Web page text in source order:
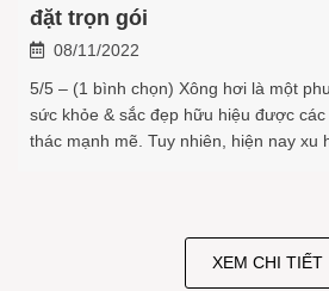
đặt trọn gói
08/11/2022
5/5 – (1 bình chọn) Xông hơi là một
sức khỏe & sắc đẹp hữu hiệu được
thác mạnh mẽ. Tuy nhiên, hiện nay xu
XEM CHI TIẾT